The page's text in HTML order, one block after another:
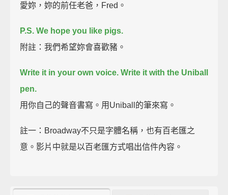
愛妳，妳的前任老爸，Fred。
P.S. We hope you like pigs.
附註：我們希望妳會喜歡豬。
Write it in your own voice. Write it with the Uniball
pen.
用你自己的聲音書寫。用Uniball的筆來寫。
註一：Broadway不只是字體名稱，也有百老匯之
意。影片中就是以百老匯方式唱出信件內容。